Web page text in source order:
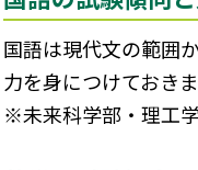
国語は現代文の範囲
力を身につけておき
※未来科学部・理工